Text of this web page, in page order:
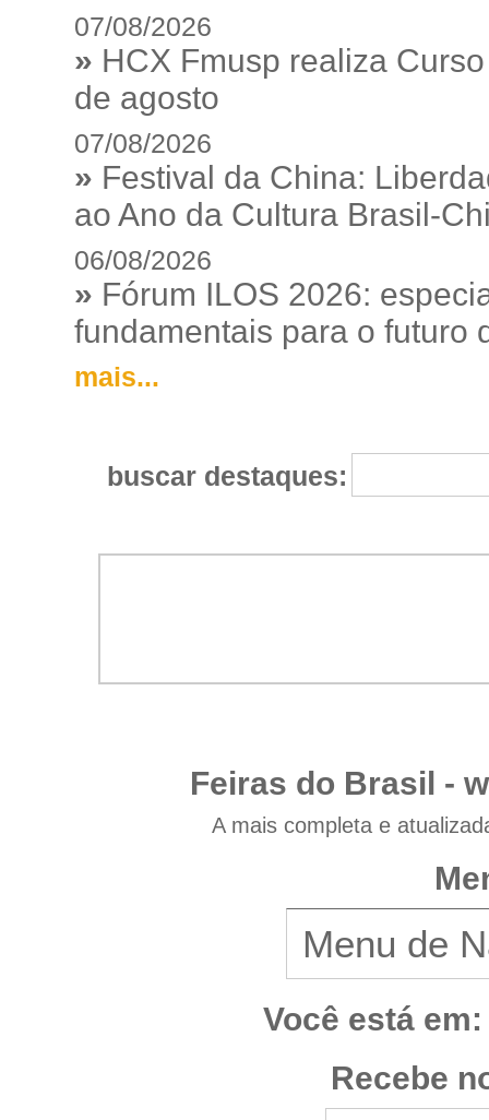
07/08/2026
» HCX Fmusp realiza
de agosto
07/08/2026
» Festival da China:
ao Ano da Cultura Brasil-
06/08/2026
» Fórum ILOS 2026:
fundamentais para o futuro
mais...
buscar destaques:
Feiras do Brasil -
A mais completa e
Você está em:
Recebe